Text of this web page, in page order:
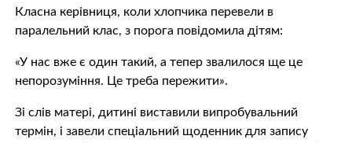
Класна керівниця, коли хлопчика перевели в
паралельний клас, з порога повідомила дітям:
«У нас вже є один такий, а тепер звалилося ще це
непорозуміння. Це треба пережити».
Зі слів матері, дитині виставили випробувальний
термін, і завели спеціальний щоденник для запису